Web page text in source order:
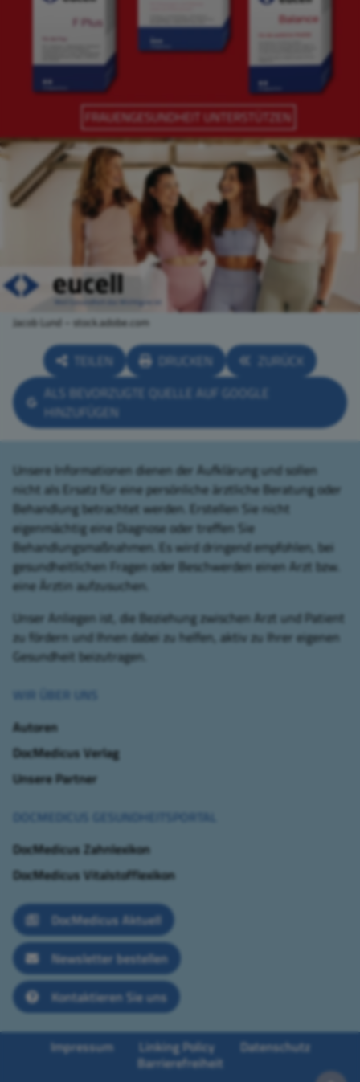
Jacob Lund – stock.adobe.com
TEILEN DRUCKEN
ZURÜCK
ALS BEVORZUGTE QUELLE AUF GOOGLE
HINZUFÜGEN
Unsere Informationen dienen der Aufklärung und sollen
nicht als Ersatz für eine persönliche ärztliche Beratung oder
Behandlung betrachtet werden. Erstellen Sie nicht
eigenmächtig eine Diagnose oder treffen Sie
Behandlungsmaßnahmen. Es wird dringend empfohlen, bei
gesundheitlichen Fragen oder Beschwerden einen Arzt bzw.
eine Ärztin aufzusuchen.
Unser Anliegen ist, die Beziehung zwischen Arzt und Patient
zu fördern und Ihnen dabei zu helfen, aktiv zu Ihrer eigenen
Gesundheit beizutragen.
WIR ÜBER UNS
Autoren
DocMedicus Verlag
Unsere Partner
DOCMEDICUS GESUNDHEITSPORTAL
DocMedicus Zahnlexikon
DocMedicus Vitalstofflexikon
DocMedicus Aktuell
Newsletter bestellen
Kontaktieren Sie uns
Impressum Linking Policy
Datenschutz
Barrierefreiheit